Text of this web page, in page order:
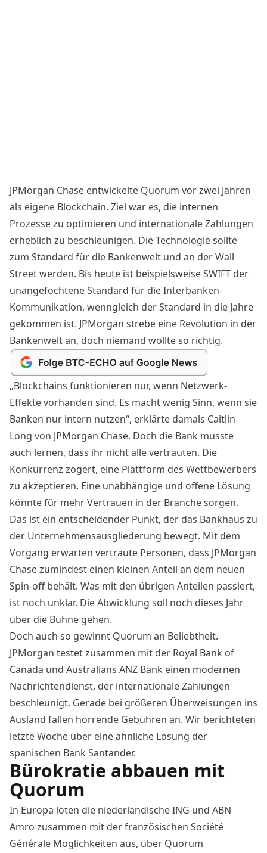
JPMorgan Chase entwickelte Quorum vor zwei Jahren
als eigene Blockchain. Ziel war es, die internen
Prozesse zu optimieren und internationale Zahlungen
erheblich zu beschleunigen. Die Technologie sollte
zum Standard für die Bankenwelt und an der Wall
Street werden. Bis heute ist beispielsweise SWIFT der
unangefochtene Standard für die Interbanken-
Kommunikation, wenngleich der Standard in die Jahre
gekommen ist. JPMorgan strebe eine Revolution in der
Bankenwelt an, doch niemand wollte so richtig.
„Blockchains funktionieren nur, wenn Netzwerk-
Effekte vorhanden sind. Es macht wenig Sinn, wenn sie
Banken nur intern nutzen“, erklärte damals Caitlin
Long von JPMorgan Chase. Doch die Bank musste
auch lernen, dass ihr nicht alle vertrauten. Die
Konkurrenz zögert, eine Plattform des Wettbewerbers
zu akzeptieren. Eine unabhängige und offene Lösung
könnte für mehr Vertrauen in der Branche sorgen.
Das ist ein entscheidender Punkt, der das Bankhaus zu
der Unternehmensausgliederung bewegt. Mit dem
Vorgang erwarten vertraute Personen, dass JPMorgan
Chase zumindest einen kleinen Anteil an dem neuen
Spin-off behält. Was mit den übrigen Anteilen passiert,
ist noch unklar. Die Abwicklung soll noch dieses Jahr
über die Bühne gehen.
Doch auch so gewinnt Quorum an Beliebtheit.
JPMorgan testet zusammen mit der Royal Bank of
Canada und Australians ANZ Bank einen modernen
Nachrichtendienst, der internationale Zahlungen
beschleunigt. Gerade bei größeren Überweisungen ins
Ausland fallen horrende Gebühren an. Wir berichteten
letzte Woche über eine ähnliche Lösung der
spanischen Bank Santander.
Bürokratie abbauen mit
Quorum
In Europa loten die niederländische ING und ABN
Amro zusammen mit der französischen Société
Générale Möglichkeiten aus, über Quorum